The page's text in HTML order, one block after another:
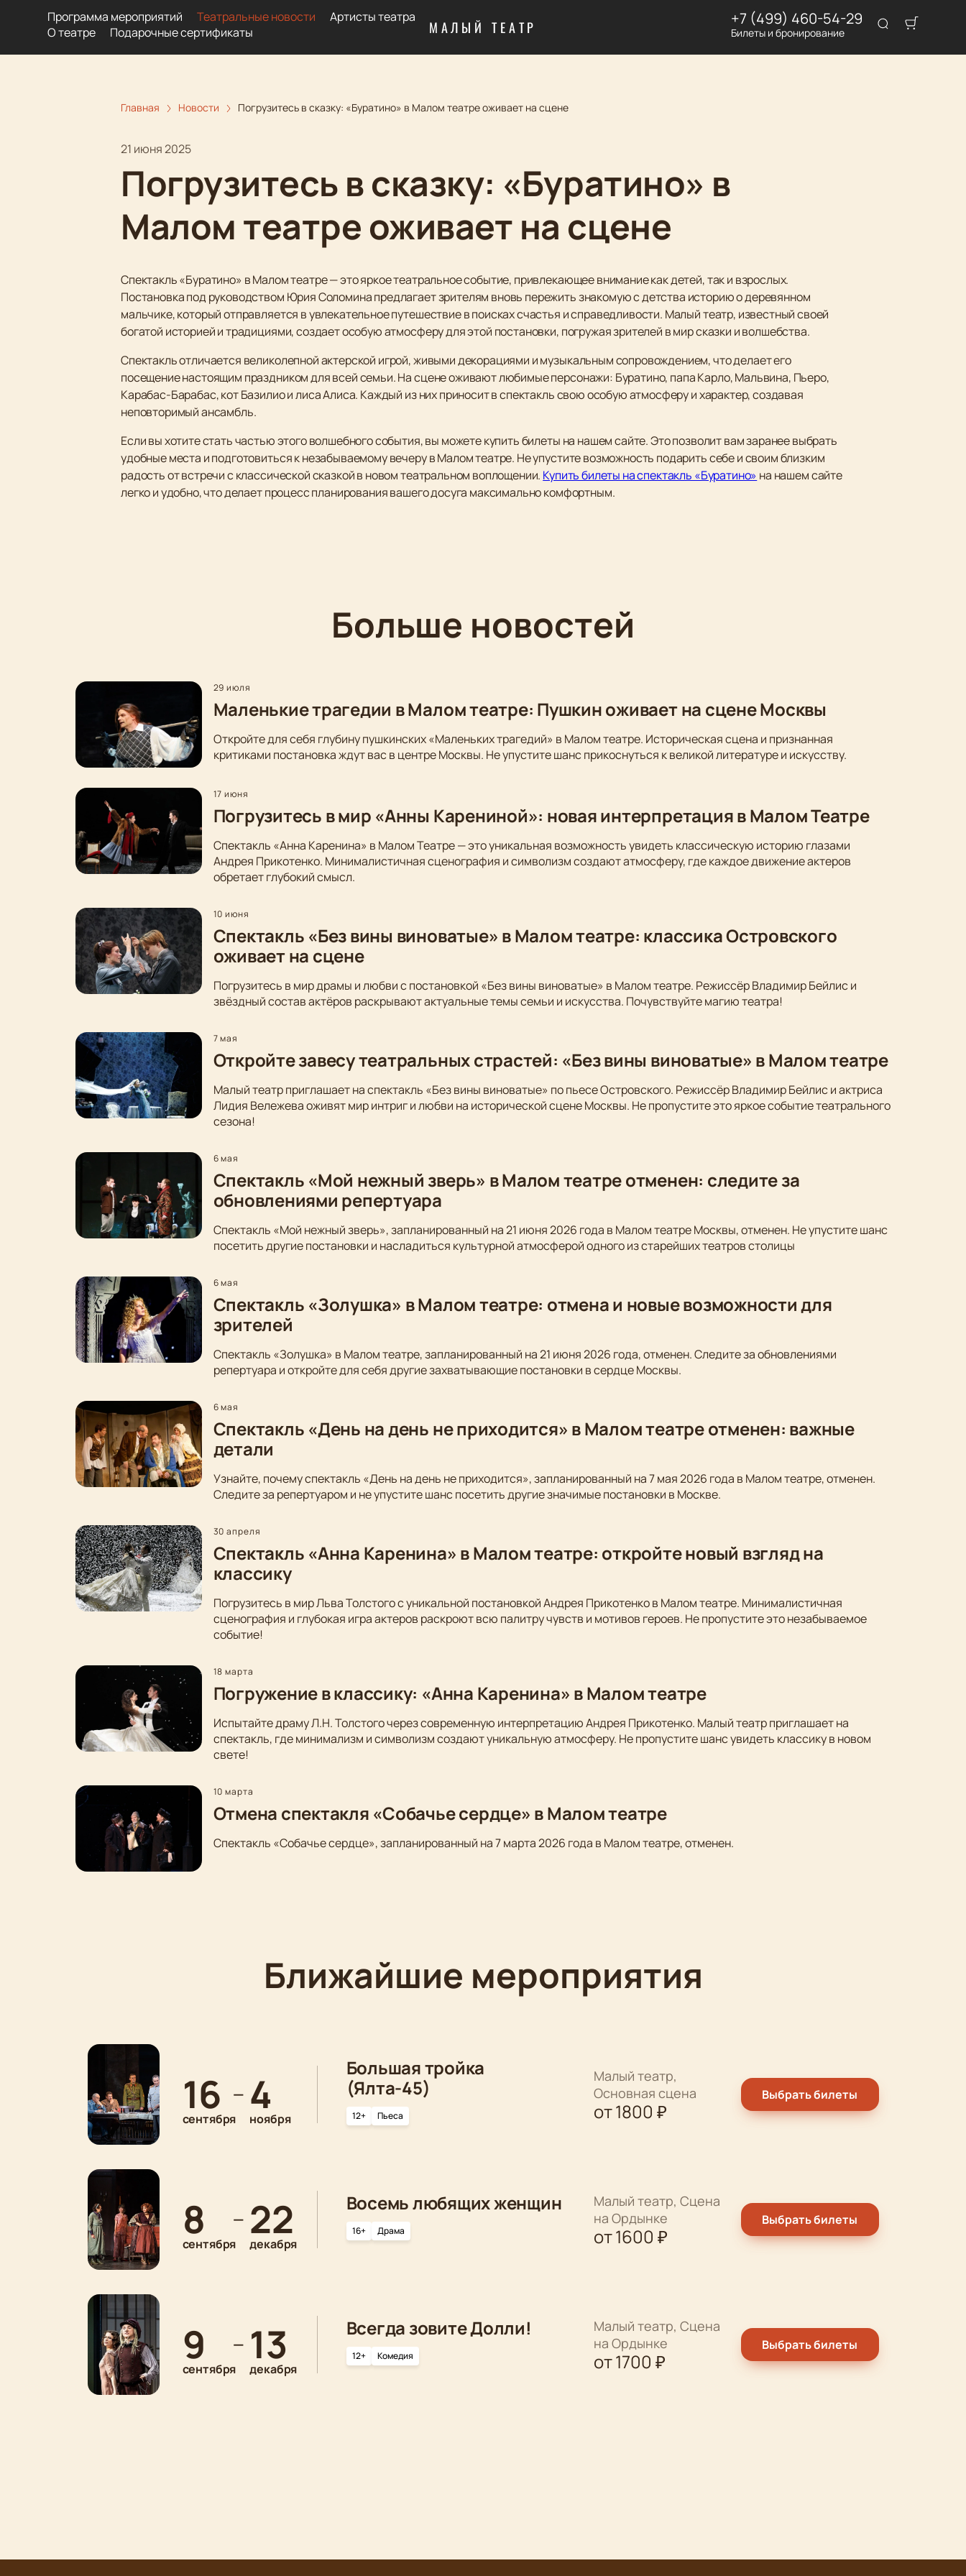
МАЛЫЙ ТЕАТР
Программа мероприятий Театральные новости
Артисты театра
О театре
Подарочные сертификаты
+7 (499) 460-54-29
Билеты и бронирование
Главная Новости Погрузитесь в сказку: «Буратино» в Малом театре оживает на сцене
21 июня 2025
Погрузитесь в сказку: «Буратино» в
Малом театре оживает на сцене
Спектакль «Буратино» в Малом театре — это яркое театральное событие, привлекающее внимание как детей, так и взрослых.
Постановка под руководством Юрия Соломина предлагает зрителям вновь пережить знакомую с детства историю о деревянном
мальчике, который отправляется в увлекательное путешествие в поисках счастья и справедливости. Малый театр, известный своей
богатой историей и традициями, создает особую атмосферу для этой постановки, погружая зрителей в мир сказки и волшебства.
Спектакль отличается великолепной актерской игрой, живыми декорациями и музыкальным сопровождением, что делает его
посещение настоящим праздником для всей семьи. На сцене оживают любимые персонажи: Буратино, папа Карло, Мальвина, Пьеро,
Карабас-Барабас, кот Базилио и лиса Алиса. Каждый из них приносит в спектакль свою особую атмосферу и характер, создавая
неповторимый ансамбль.
Если вы хотите стать частью этого волшебного события, вы можете купить билеты на нашем сайте. Это позволит вам заранее выбрать
удобные места и подготовиться к незабываемому вечеру в Малом театре. Не упустите возможность подарить себе и своим близким
радость от встречи с классической сказкой в новом театральном воплощении. Купить билеты на спектакль «Буратино» на нашем сайте
легко и удобно, что делает процесс планирования вашего досуга максимально комфортным.
Больше новостей
29 июля
Маленькие трагедии в Малом театре: Пушкин оживает на сцене Москвы
Откройте для себя глубину пушкинских «Маленьких трагедий» в Малом театре. Историческая сцена и признанная
критиками постановка ждут вас в центре Москвы. Не упустите шанс прикоснуться к великой литературе и искусству.
17 июня
Погрузитесь в мир «Анны Карениной»: новая интерпретация в Малом Театре
Спектакль «Анна Каренина» в Малом Театре — это уникальная возможность увидеть классическую историю глазами
Андрея Прикотенко. Минималистичная сценография и символизм создают атмосферу, где каждое движение актеров
обретает глубокий смысл.
10 июня
Спектакль «Без вины виноватые» в Малом театре: классика Островского
оживает на сцене
Погрузитесь в мир драмы и любви с постановкой «Без вины виноватые» в Малом театре. Режиссёр Владимир Бейлис и
звёздный состав актёров раскрывают актуальные темы семьи и искусства. Почувствуйте магию театра!
7 мая
Откройте завесу театральных страстей: «Без вины виноватые» в Малом театре
Малый театр приглашает на спектакль «Без вины виноватые» по пьесе Островского. Режиссёр Владимир Бейлис и актриса
Лидия Вележева оживят мир интриг и любви на исторической сцене Москвы. Не пропустите это яркое событие театрального
сезона!
6 мая
Спектакль «Мой нежный зверь» в Малом театре отменен: следите за
обновлениями репертуара
Спектакль «Мой нежный зверь», запланированный на 21 июня 2026 года в Малом театре Москвы, отменен. Не упустите шанс
посетить другие постановки и насладиться культурной атмосферой одного из старейших театров столицы
6 мая
Спектакль «Золушка» в Малом театре: отмена и новые возможности для
зрителей
Спектакль «Золушка» в Малом театре, запланированный на 21 июня 2026 года, отменен. Следите за обновлениями
репертуара и откройте для себя другие захватывающие постановки в сердце Москвы.
6 мая
Спектакль «День на день не приходится» в Малом театре отменен: важные
детали
Узнайте, почему спектакль «День на день не приходится», запланированный на 7 мая 2026 года в Малом театре, отменен.
Следите за репертуаром и не упустите шанс посетить другие значимые постановки в Москве.
30 апреля
Спектакль «Анна Каренина» в Малом театре: откройте новый взгляд на
классику
Погрузитесь в мир Льва Толстого с уникальной постановкой Андрея Прикотенко в Малом театре. Минималистичная
сценография и глубокая игра актеров раскроют всю палитру чувств и мотивов героев. Не пропустите это незабываемое
событие!
18 марта
Погружение в классику: «Анна Каренина» в Малом театре
Испытайте драму Л.Н. Толстого через современную интерпретацию Андрея Прикотенко. Малый театр приглашает на
спектакль, где минимализм и символизм создают уникальную атмосферу. Не пропустите шанс увидеть классику в новом
свете!
10 марта
Отмена спектакля «Собачье сердце» в Малом театре
Спектакль «Собачье сердце», запланированный на 7 марта 2026 года в Малом театре, отменен.
Ближайшие мероприятия
16
сентября
— 4
ноября
Большая тройка
(Ялта-45)
12+ Пьеса
Малый театр,
Основная сцена
от1800 ₽
Выбрать билеты
8
сентября
— 22
декабря
Восемь любящих женщин
16+ Драма
Малый театр, Сцена
на Ордынке
от1600 ₽
Выбрать билеты
9
сентября
— 13
декабря
Всегда зовите Долли!
12+ Комедия
Малый театр, Сцена
на Ордынке
от1700 ₽
Выбрать билеты